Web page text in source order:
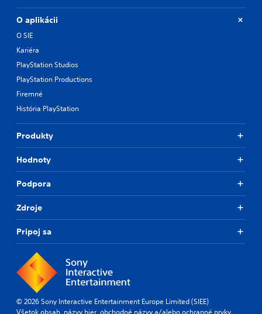
O aplikácii
O SIE
Kariéra
PlayStation Studios
PlayStation Productions
Firemné
História PlayStation
Produkty
Hodnoty
Podpora
Zdroje
Pripoj sa
© 2026 Sony Interactive Entertainment Europe Limited (SIEE)
Všetok obsah, názvy hier, obchodné názvy a/alebo ochranné prvky,